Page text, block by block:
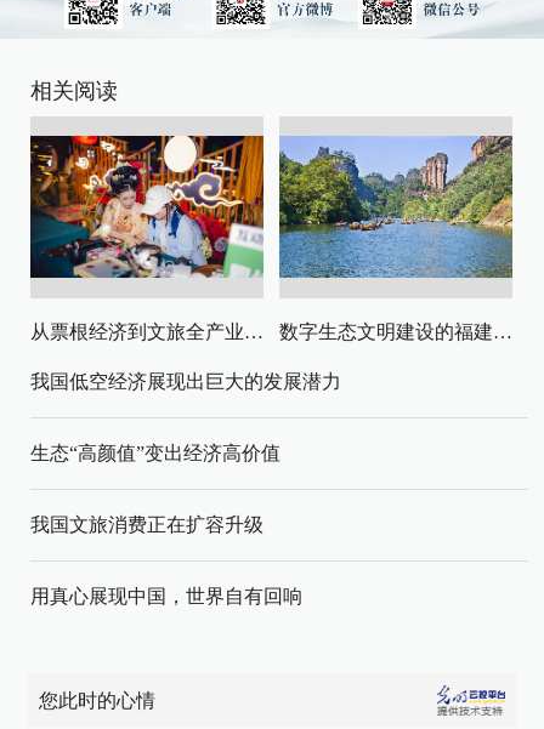
相关阅读
从票根经济到文旅全产业链升级 数字生态文明建设的福建路径与启示
我国低空经济展现出巨大的发展潜力
生态“高颜值”变出经济高价值
我国文旅消费正在扩容升级
用真心展现中国，世界自有回响
您此时的心情